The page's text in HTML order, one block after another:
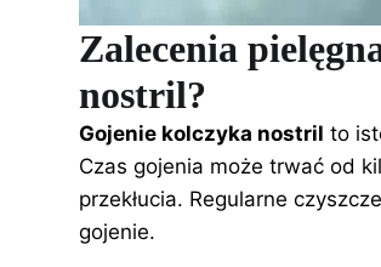
Zalecenia
nostril?
Gojenie kolczyka nostril to
Czas gojenia może trwać od
przekłucia. Regularne
gojenie.